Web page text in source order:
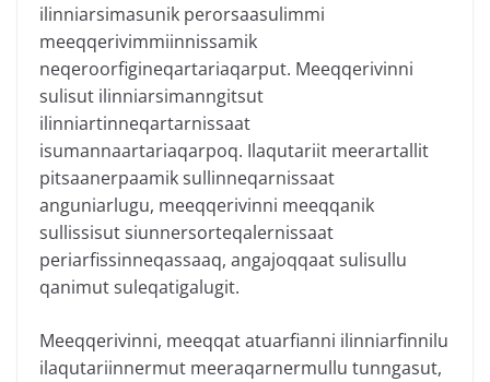
ilinniarsimasunik perorsaasulimmi
meeqqerivimmiinnissamik
neqeroorfigineqartariaqarput. Meeqqerivinni
sulisut ilinniarsimanngitsut
ilinniartinneqartarnissaat
isumannaartariaqarpoq. Ilaqutariit meerartallit
pitsaanerpaamik sullinneqarnissaat
anguniarlugu, meeqqerivinni meeqqanik
sullissisut siunnersorteqalernissaat
periarfissinneqassaaq, angajoqqaat sulisullu
qanimut suleqatigalugit.
Meeqqerivinni, meeqqat atuarfianni ilinniarfinnilu
ilaqutariinnermut meeraqarnermullu tunngasut,